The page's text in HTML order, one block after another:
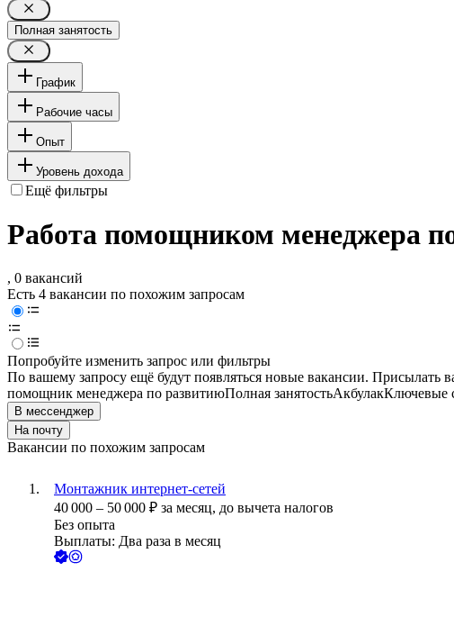
Полная занятость
График
Рабочие часы
Опыт
Уровень дохода
Ещё фильтры
Работа помощником менеджера
, 0 вакансий
Есть 4 вакансии по похожим запросам
Попробуйте изменить запрос или фильтры
По вашему запросу ещё будут появляться новые вакансии. Присылать
помощник менеджера по развитиюПолная занятостьАкбулакКлючевые
В мессенджер
На почту
Вакансии по похожим запросам
Монтажник интернет-сетей
40 000 – 50 000 ₽ за месяц, до вычета налогов
Без опыта
Выплаты: Два раза в месяц